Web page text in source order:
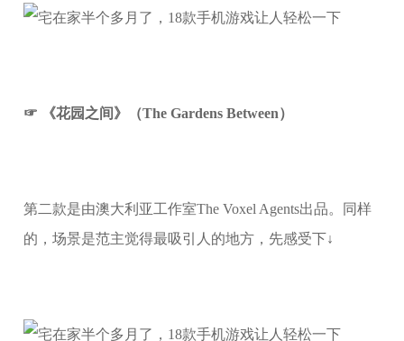
☞ 《花园之间》（The Gardens Between）
第二款是由澳大利亚工作室The Voxel Agents出品。同样
的，场景是范主觉得最吸引人的地方，先感受下↓